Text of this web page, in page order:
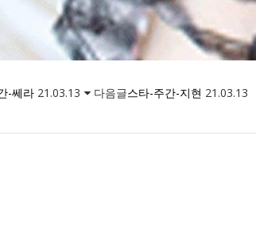
-쎄라 21.03.13 다음글스타-주간-지현 21.03.13